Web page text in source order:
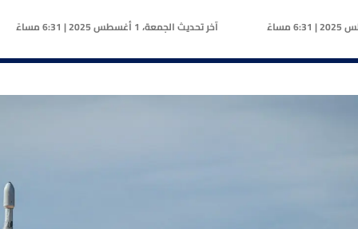
آخر تحديثالجمعة، 1 أغسطس 2025 | 6:31 مساءً